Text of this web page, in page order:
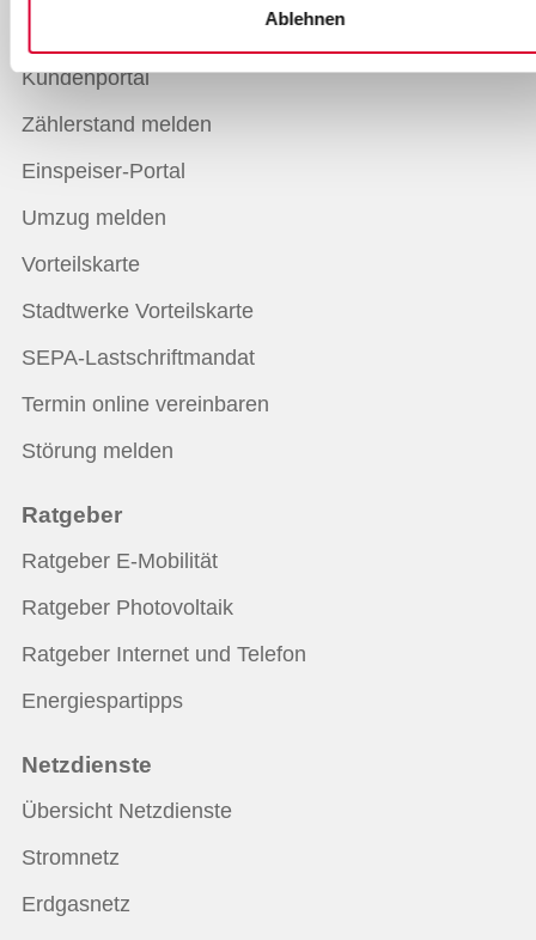
Ablehnen
Übersicht Online-Services
Kundenportal
Zählerstand melden
Einspeiser-Portal
Umzug melden
Vorteilskarte
Stadtwerke Vorteilskarte
SEPA-Lastschriftmandat
Termin online vereinbaren
Störung melden
Ratgeber
Ratgeber E-Mobilität
Ratgeber Photovoltaik
Ratgeber Internet und Telefon
Energiespartipps
Netzdienste
Übersicht Netzdienste
Stromnetz
Erdgasnetz